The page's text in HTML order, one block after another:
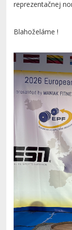
reprezentačnej
Blahoželáme !